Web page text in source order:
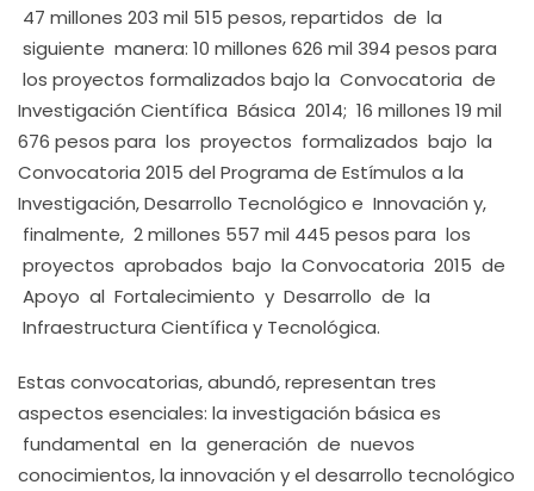
47 millones 203 mil 515 pesos, repartidos de la
siguiente manera: 10 millones 626 mil 394 pesos para
los proyectos formalizados bajo la Convocatoria de
Investigación Científica Básica 2014; 16 millones 19 mil
676 pesos para los proyectos formalizados bajo la
Convocatoria 2015 del Programa de Estímulos a la
Investigación, Desarrollo Tecnológico e Innovación y,
finalmente, 2 millones 557 mil 445 pesos para los
proyectos aprobados bajo la Convocatoria 2015 de
Apoyo al Fortalecimiento y Desarrollo de la
Infraestructura Científica y Tecnológica.
Estas convocatorias, abundó, representan tres
aspectos esenciales: la investigación básica es
fundamental en la generación de nuevos
conocimientos, la innovación y el desarrollo tecnológico